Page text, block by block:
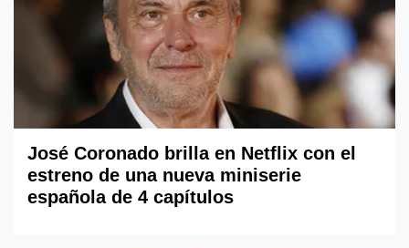
José Coronado brilla en Netflix con el
estreno de una nueva miniserie
española de 4 capítulos